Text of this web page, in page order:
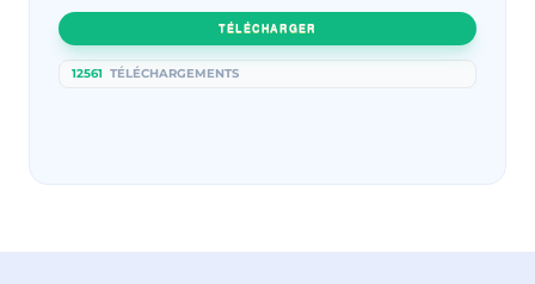
TÉLÉCHARGER
12561 TÉLÉCHARGEMENTS